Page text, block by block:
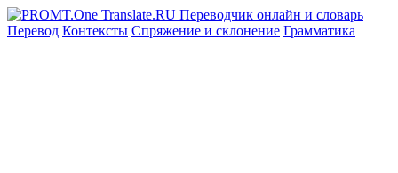
Перевод Контексты Спряжение и склонение Грамматика